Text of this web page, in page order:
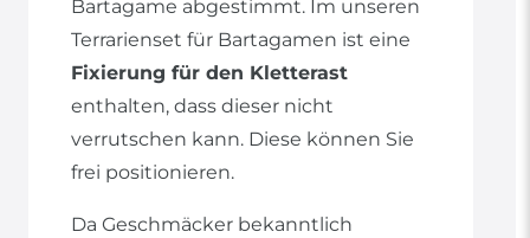
Bartagame abgestimmt. Im unseren
Terrarienset für Bartagamen ist eine
Fixierung für den Kletterast
enthalten, dass dieser nicht
verrutschen kann. Diese können Sie
frei positionieren.
Da Geschmäcker bekanntlich